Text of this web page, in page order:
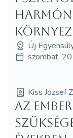
Új
szombat,
Kiss József
Az